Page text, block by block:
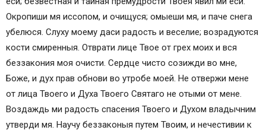
Окропиши мя иссопом, и очищуся; омыеши мя, и паче снега
убелюся. Слуху моему даси радость и веселие; возрадуются
кости смиренныя. Отврати лице Твое от грех моих и вся
беззакония моя очисти. Сердце чисто созижди во мне,
Боже, и дух прав обнови во утробе моей. Не отвержи мене
от лица Твоего и Духа Твоего Святаго не отыми от мене.
Воздаждь ми радость спасения Твоего и Духом владычним
утверди мя. Научу беззаконыя путем Твоим, и нечестивии к